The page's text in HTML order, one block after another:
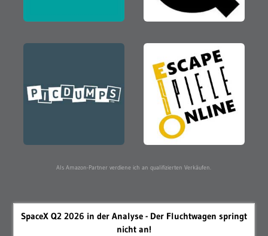
Als Amazon-Partner verdiene ich an qualifizierten Verkäufen.
SpaceX Q2 2026 in der Analyse - Der Fluchtwagen springt
nicht an!